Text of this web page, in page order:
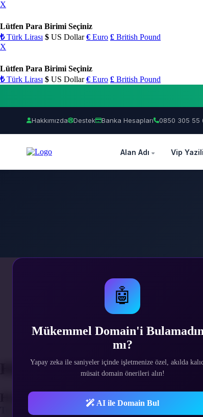
X
Lütfen Para Birimi Seçiniz
₺Türk Lirası $ US Dollar € Euro £ British Pound
X
Lütfen Para Birimi Seçiniz
₺Türk Lirası $ US Dollar € Euro £ British Pound
Hakkımızda Destek Banka Hesapları 0850 305 55
Alan Adı Vip
🤖
Mükemmel Domain'i
mı?
Yapay zeka ile saniyeler içinde işletmenize özel, akılda
müsait domain önerileri alın!
AI ile Domain Bul
Hizmet Süresi Seçimi
Hizmetinizin yenilenme periyodunu
Tek Sefer